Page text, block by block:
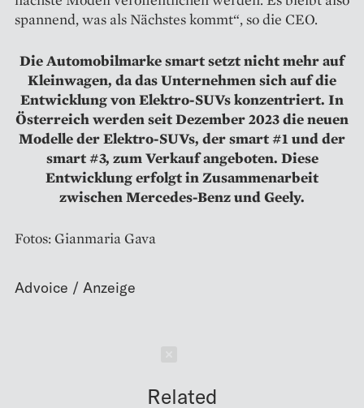
spannend, was als Nächstes kommt“, so die CEO.
Die Automobilmarke smart setzt nicht mehr auf
Kleinwagen, da das Unternehmen sich auf die
Entwicklung von Elektro-SUVs konzentriert. In
Österreich werden seit Dezember 2023 die neuen
Modelle der Elektro-SUVs, der smart #1 und der
smart #3, zum Verkauf angeboten. Diese
Entwicklung erfolgt in Zusammenarbeit
zwischen Mercedes-Benz und Geely.
Fotos: Gianmaria Gava
Related